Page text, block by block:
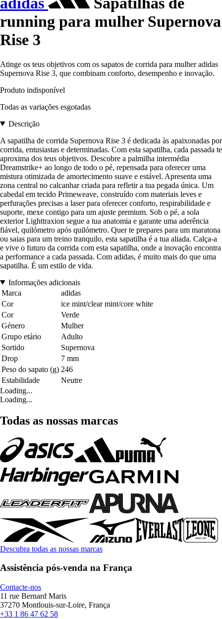
running para mulher Supernova
Rise 3
Atinge os teus objetivos com os sapatos de corrida para mulher adidas
Supernova Rise 3, que combinam conforto, desempenho e inovação.
Produto indisponível
Todas as variações esgotadas
Descrição
A sapatilha de corrida Supernova Rise 3 é dedicada às apaixonadas por
corrida, entusiastas e determinadas. Com esta sapatilha, cada passada te
aproxima dos teus objetivos. Descobre a palmilha intermédia
Dreamstrike+ ao longo de todo o pé, repensada para oferecer uma
mistura otimizada de amortecimento suave e estável. Apresenta uma
zona central no calcanhar criada para refletir a tua pegada única. Um
cabedal em tecido Primeweave, construído com materiais leves e
perfurações precisas a laser para oferecer conforto, respirabilidade e
suporte, mexe contigo para um ajuste premium. Sob o pé, a sola
exterior Lighttraxion segue a tua anatomia e garante uma aderência
fiável, quilómetro após quilómetro. Quer te prepares para um maratona
ou saias para um treino tranquilo, esta sapatilha é a tua aliada. Calça-a
e vive o futuro da corrida com esta sapatilha, onde a inovação encontra
a performance a cada passada. Com adidas, é muito mais do que uma
sapatilha. É um estilo de vida.
Informações adicionais
Marca
adidas
Cor
ice mint/clear mint/core white
Cor
Verde
Género
Mulher
Grupo etário
Adulto
Sortido
Supernova
Drop
7 mm
Peso do sapato (g) 246
Estabilidade
Neutre
Loading...
Loading...
Todas as nossas marcas
Descubra todas as nossas marcas
Assistência pós-venda na França
Contacte-nos
11 rue Bernard Maris
37270 Montlouis-sur-Loire, França
+33 1 86 47 62 58